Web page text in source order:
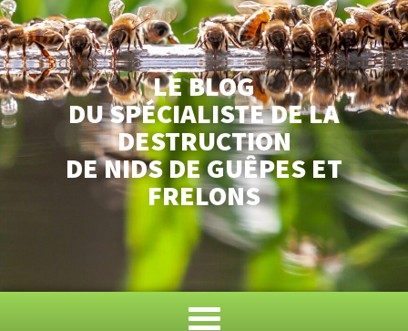
LE BLOG
DU SPÉCIALISTE DE LA
DESTRUCTION
DE NIDS DE GUÊPES ET
FRELONS